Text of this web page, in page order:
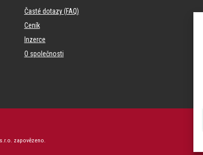
Časté dotazy (FAQ)
Ceník
Inzerce
O společnosti
zapovězeno.